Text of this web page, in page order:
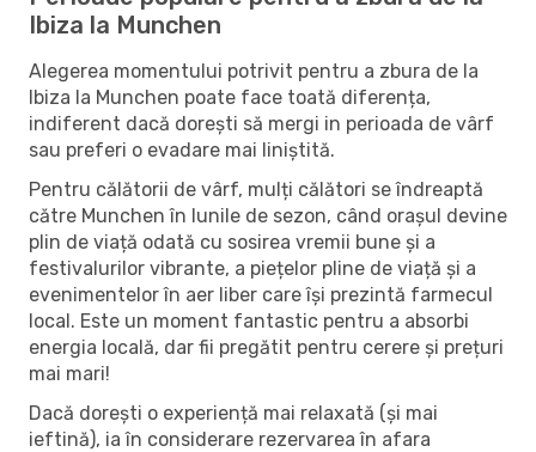
Ibiza la Munchen
Alegerea momentului potrivit pentru a zbura de la
Ibiza la Munchen poate face toată diferența,
indiferent dacă dorești să mergi in perioada de vârf
sau preferi o evadare mai liniștită.
Pentru călătorii de vârf, mulți călători se îndreaptă
către Munchen în lunile de sezon, când orașul devine
plin de viață odată cu sosirea vremii bune și a
festivalurilor vibrante, a piețelor pline de viață și a
evenimentelor în aer liber care își prezintă farmecul
local. Este un moment fantastic pentru a absorbi
energia locală, dar fii pregătit pentru cerere și prețuri
mai mari!
Dacă dorești o experiență mai relaxată (și mai
ieftină), ia în considerare rezervarea în afara